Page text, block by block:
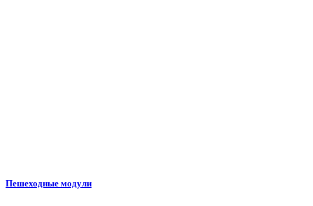
Пешеходные модули